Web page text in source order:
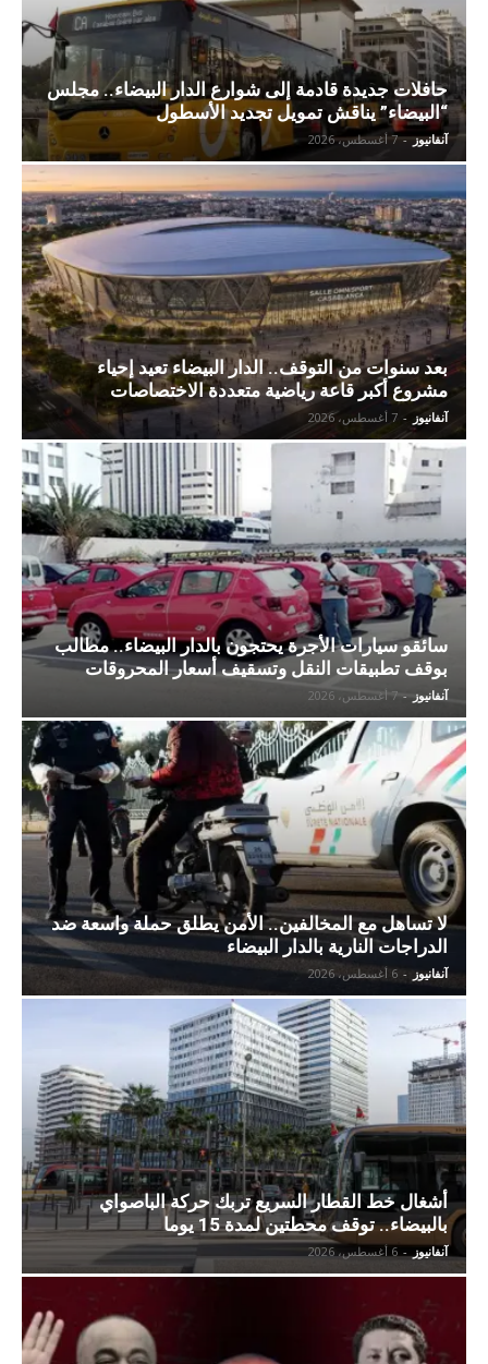
حافلات جديدة قادمة إلى شوارع الدار البيضاء.. مجلس
“البيضاء” يناقش تمويل تجديد الأسطول
آنفانيوز - 7 أغسطس، 2026
بعد سنوات من التوقف.. الدار البيضاء تعيد إحياء
مشروع أكبر قاعة رياضية متعددة الاختصاصات
آنفانيوز - 7 أغسطس، 2026
سائقو سيارات الأجرة يحتجون بالدار البيضاء.. مطالب
بوقف تطبيقات النقل وتسقيف أسعار المحروقات
آنفانيوز - 7 أغسطس، 2026
لا تساهل مع المخالفين.. الأمن يطلق حملة واسعة ضد
الدراجات النارية بالدار البيضاء
آنفانيوز - 6 أغسطس، 2026
أشغال خط القطار السريع تربك حركة الباصواي
بالبيضاء.. توقف محطتين لمدة 15 يوما
آنفانيوز - 6 أغسطس، 2026